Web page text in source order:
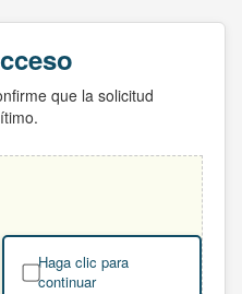
que la solicitud
Haga clic para
continuar